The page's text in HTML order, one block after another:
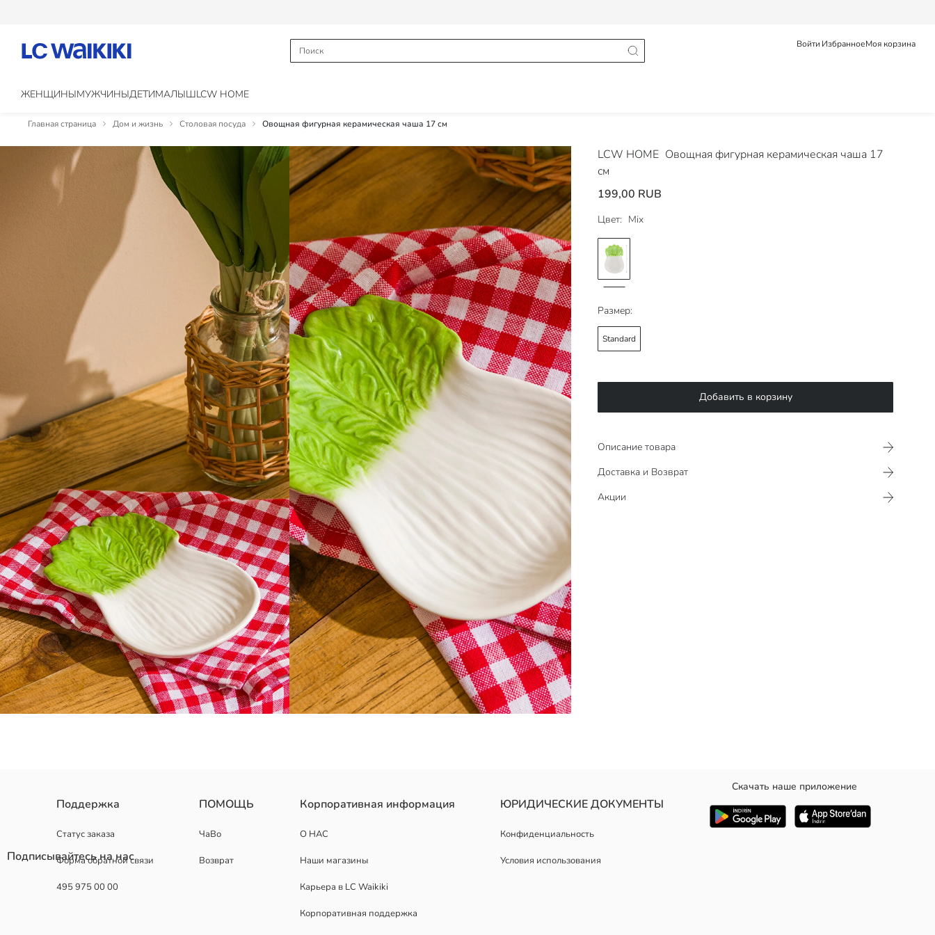
Войти ИзбранноеМоя корзина
ЖЕНЩИНЫМУЖЧИНЫДЕТИМАЛЫШLCW HOME
Главная страница Дом и жизнь Столовая посуда Овощная фигурная керамическая чаша 17 см
LCW HOME Овощная фигурная керамическая чаша 17
см
199,00 RUB
Цвет: Mix
Размер:
Standard
Добавить в корзину
Описание товара
Доставка и Возврат
Акции
Пол:
Размер продукта:
Поддержка
Статус заказа
Форма обратной связи
495 975 00 00
ПОМОЩЬ
ЧаВо
Возврат
Корпоративная информация
О НАС
Наши магазины
Карьера в LC Waikiki
Корпоративная поддержка
ЮРИДИЧЕСКИЕ ДОКУМЕНТЫ
Конфиденциальность
Условия использования
Скачать наше приложение
Подписывайтесь на нас